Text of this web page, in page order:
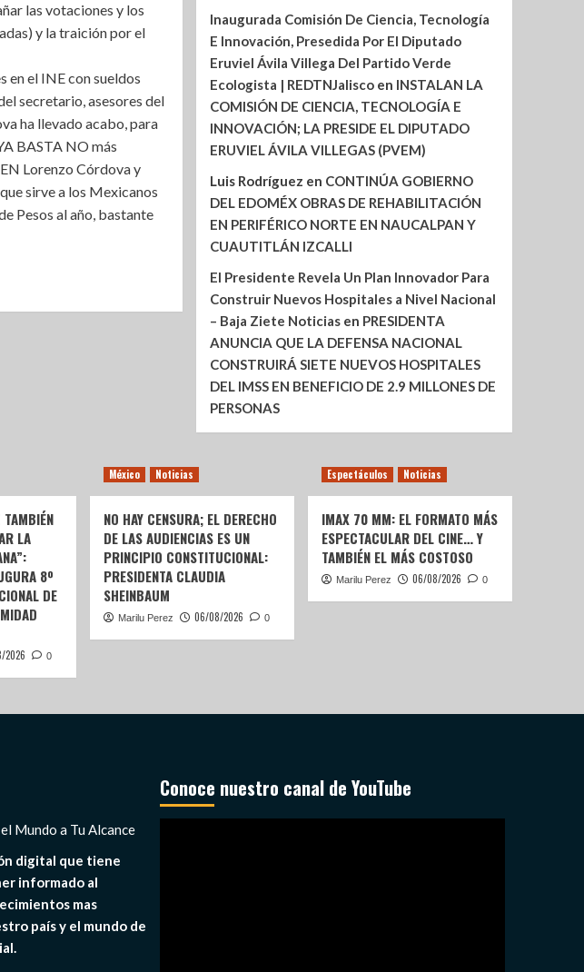
las votaciones y los
y la traición por el
en el INE con sueldos
secretario, asesores del
ha llevado acabo, para
BASTA NO más
Lorenzo Córdova y
sirve a los Mexicanos
Pesos al año, bastante
Inaugurada Comisión De Ciencia, Tecnología
E Innovación, Presedida Por El Diputado
Eruviel Ávila Villega Del Partido Verde
Ecologista | REDTNJaliscoen INSTALAN LA
COMISIÓN DE CIENCIA, TECNOLOGÍA E
INNOVACIÓN; LA PRESIDE EL DIPUTADO
ERUVIEL ÁVILA VILLEGAS (PVEM)
Luis Rodríguez en CONTINÚA GOBIERNO
DEL EDOMÉX OBRAS DE REHABILITACIÓN
EN PERIFÉRICO NORTE EN NAUCALPAN Y
CUAUTITLÁN IZCALLI
El Presidente Revela Un Plan Innovador Para
Construir Nuevos Hospitales a Nivel Nacional
– Baja Ziete Noticiasen PRESIDENTA
ANUNCIA QUE LA DEFENSA NACIONAL
CONSTRUIRÁ SIETE NUEVOS HOSPITALES
DEL IMSS EN BENEFICIO DE 2.9 MILLONES DE
PERSONAS
LA
8º
DE
2026 0
México Noticias
NO HAY CENSURA; EL DERECHO
DE LAS AUDIENCIAS ES UN
PRINCIPIO CONSTITUCIONAL:
PRESIDENTA CLAUDIA
SHEINBAUM
Marilu Perez 06/08/2026 0
Espectáculos Noticias
IMAX 70 MM: EL FORMATO MÁS
ESPECTACULAR DEL CINE… Y
TAMBIÉN EL MÁS COSTOSO
Marilu Perez 06/08/2026 0
Mundo a Tu Alcance
digital que tiene
informado al
mas
país y el mundo de
Conoce nuestro canal de YouTube